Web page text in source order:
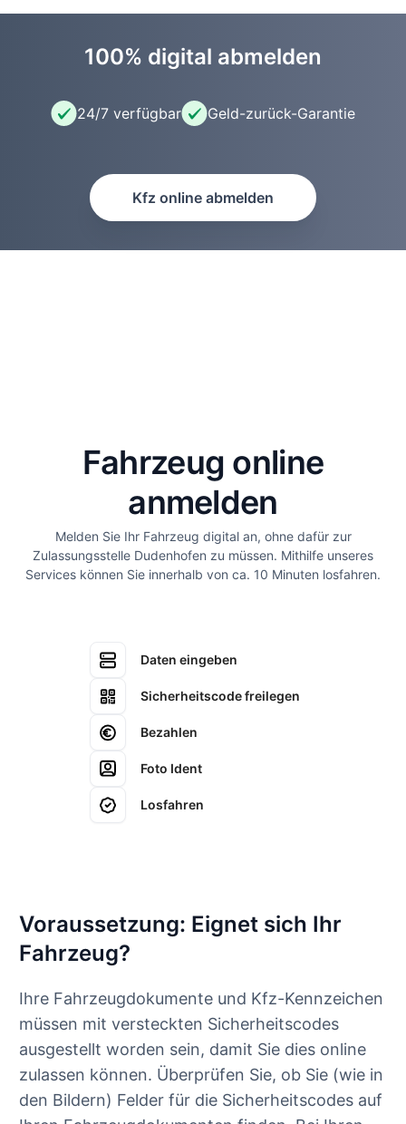
100% digital abmelden
24/7 verfügbar Geld-zurück-Garantie
Kfz online abmelden
Fahrzeug online
anmelden
Melden Sie Ihr Fahrzeug digital an, ohne dafür zur
Zulassungsstelle Dudenhofen zu müssen. Mithilfe unseres
Services können Sie innerhalb von ca. 10 Minuten losfahren.
Daten eingeben
Sicherheitscode freilegen
Bezahlen
Foto Ident
Losfahren
Voraussetzung: Eignet sich Ihr
Fahrzeug?
Ihre Fahrzeugdokumente und Kfz-Kennzeichen
müssen mit versteckten Sicherheitscodes
ausgestellt worden sein, damit Sie dies online
zulassen können. Überprüfen Sie, ob Sie (wie in
den Bildern) Felder für die Sicherheitscodes auf